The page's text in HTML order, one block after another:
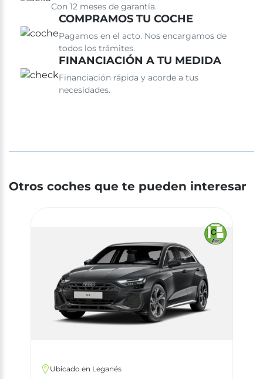
Con 12 meses de garantía.
COMPRAMOS TU COCHE
Pagamos en el acto. Nos encargamos de
todos los trámites.
FINANCIACIÓN A TU MEDIDA
Financiación rápida y acorde a tus
necesidades.
Otros coches que te pueden interesar
Ubicado en Leganés